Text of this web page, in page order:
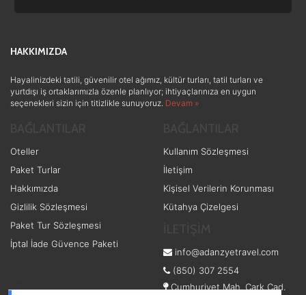
Sağlık ve Güzellik
HAKKIMIZDA
Hayalinizdeki tatili, güvenilir otel ağımız, kültür turları, tatil turları ve
yurtdışı iş ortaklarımızla özenle planlıyor; ihtiyaçlarınıza en uygun
seçenekleri sizin için titizlikle sunuyoruz. Devam »
Oteller
Paket Turlar
Hakkımızda
Gizlilik Sözleşmesi
Paket Tur Sözleşmesi
İptal İade Güvence Paketi
Kullanım Sözleşmesi
İletişim
Kişisel Verilerin Korunması
Kütahya Çizelgesi
info@adanzyetravel.com
(850) 307 2554
Cumhuriyet Mah. Çark Cad.